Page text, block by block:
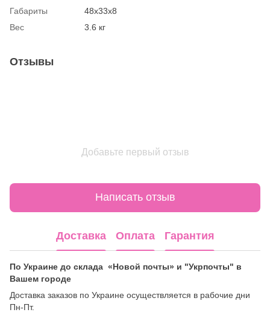
Габариты
48х33х8
Вес
3.6 кг
Отзывы
Добавьте первый отзыв
Написать отзыв
Доставка Оплата Гарантия
По Украине до склада «Новой почты» и "Укрпочты" в
Вашем городе
Доставка заказов по Украине осуществляется в рабочие дни
Пн-Пт.